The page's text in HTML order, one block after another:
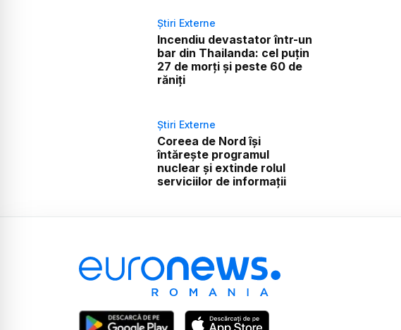
Știri Externe
Incendiu devastator într-un
bar din Thailanda: cel puțin
27 de morți și peste 60 de
răniți
Știri Externe
Coreea de Nord își
întărește programul
nuclear și extinde rolul
serviciilor de informații